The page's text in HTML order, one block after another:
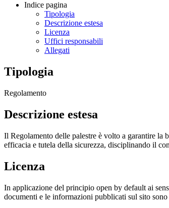
Indice pagina
Tipologia
Descrizione estesa
Licenza
Uffici responsabili
Allegati
Tipologia
Regolamento
Descrizione estesa
Il Regolamento delle palestre è volto a garantire
efficacia e tutela della sicurezza, disciplinando il
Licenza
In applicazione del principio open by default ai
documenti e le informazioni pubblicati sul sito